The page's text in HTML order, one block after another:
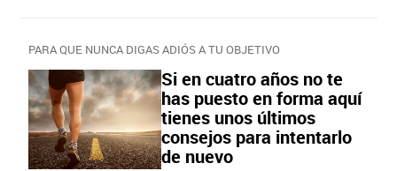
PARA QUE NUNCA DIGAS ADIÓS A TU OBJETIVO
Si en cuatro años no te
has puesto en forma aquí
tienes unos últimos
consejos para intentarlo
de nuevo